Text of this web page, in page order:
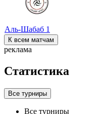
Аль-Шабаб 1
К всем матчам
реклама
Статистика
Все турниры
Все турниры